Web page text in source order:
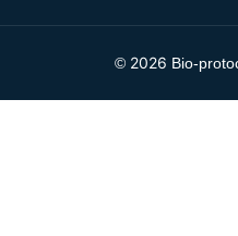
© 2026 Bio-